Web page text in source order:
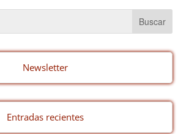
p
ar
tir
Newsletter
Entradas recientes